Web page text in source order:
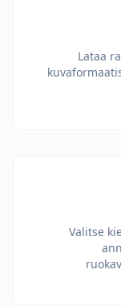
Lataa
Valitse